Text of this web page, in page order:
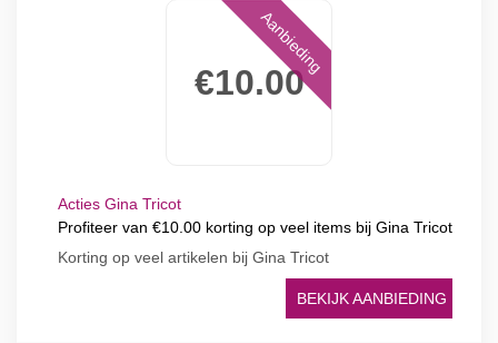
€10.00
Aanbieding
Acties Gina Tricot
Profiteer van €10.00 korting op veel items bij Gina Tricot
Korting op veel artikelen bij Gina Tricot
BEKIJK AANBIEDING